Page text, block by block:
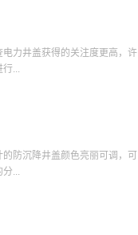
沉降井盖制作公司。但是用户
这种井盖产品赋予了安装维护
行加工，即便后期将井盖安装
能再生利用虽然电力井盖在许
井盖之所以会在当今社会获得
力井盖获得的关注度更高，许
...
意外事故。而对电力井盖进行
就可以根据具体情况及时做出
气体的泄漏水路系统和电路系
防沉降井盖颜色亮丽可调，可
...